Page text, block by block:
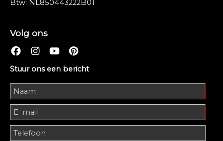
Btw: NL850443222B01
Volg ons
Stuur ons een bericht